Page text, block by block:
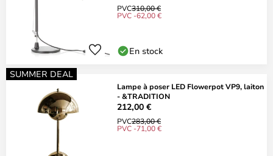
PVC310,00 €
PVC -62,00 €
En stock
SUMMER DEAL
Lampe à poser LED Flowerpot VP9, laiton
- &TRADITION
212,00 €
PVC283,00 €
PVC -71,00 €